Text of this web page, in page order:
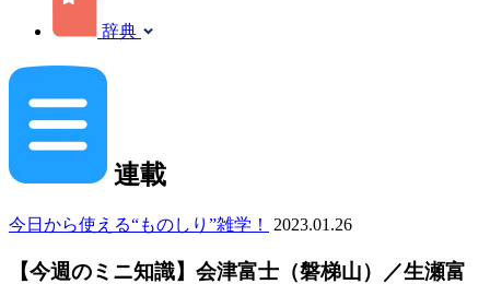
辞典
連載
今日から使える“ものしり”雑学！ 2023.01.26
【今週のミニ知識】会津富士（磐梯山）／生瀬富